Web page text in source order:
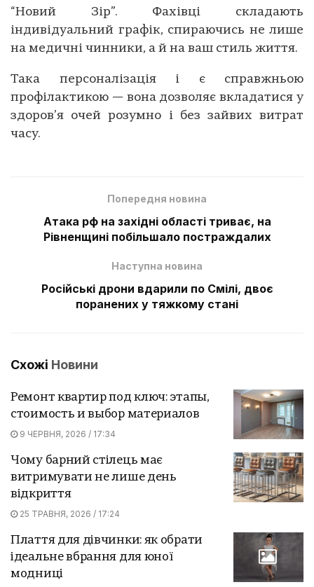
“Новий Зір”. Фахівці складають
індивідуальний графік, спираючись не лише
на медичні чинники, а й на ваш стиль життя.
Така персоналізація і є справжньою
профілактикою — вона дозволяє вкладатися у
здоров’я очей розумно і без зайвих витрат
часу.
Попередня новина
Атака рф на західні області триває, на
Рівненщині побільшало постраждалих
Наступна новина
Російські дрони вдарили по Смілі, двоє
поранених у тяжкому стані
Схожі Новини
Ремонт квартир под ключ: этапы,
стоимость и выбор материалов
9 ЧЕРВНЯ, 2026 / 17:34
Чому барний стілець має
витримувати не лише день
відкриття
25 ТРАВНЯ, 2026 / 17:24
Плаття для дівчинки: як обрати
ідеальне вбрання для юної
модниці